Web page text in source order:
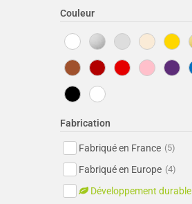
Couleur
Fabrication
Fabriqué en France (5)
Fabriqué en Europe (4)
Développement durable